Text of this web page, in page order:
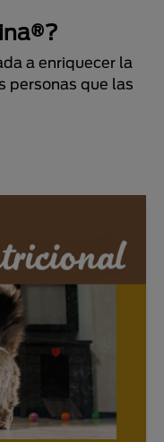
a enriquecer la
personas que las